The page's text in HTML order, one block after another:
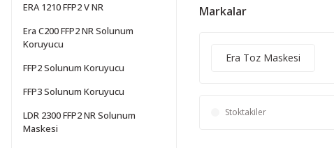
ERA 1210 FFP2 V NR
Era C200 FFP2 NR Solunum
Koruyucu
FFP2 Solunum Koruyucu
FFP3 Solunum Koruyucu
LDR 2300 FFP2 NR Solunum
Maskesi
Markalar
Era Toz Maskesi
Stoktakiler